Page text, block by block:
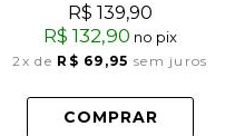
R$ 139,90
R$ 132,90 no pix
2x de R$ 69,95 sem juros
COMPRAR